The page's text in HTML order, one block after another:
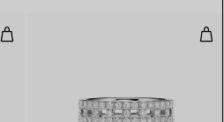
Wire Ring in Weißgold